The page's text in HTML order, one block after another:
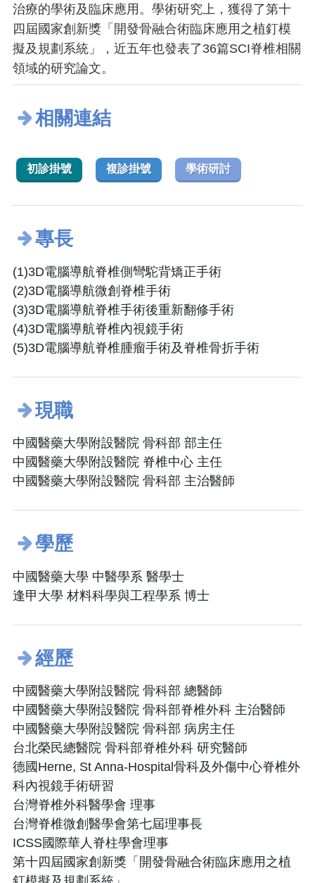
治療的學術及臨床應用。學術研究上，獲得了第十
四屆國家創新獎「開發骨融合術臨床應用之植釘模
擬及規劃系統」，近五年也發表了36篇SCI脊椎相關
領域的研究論文。
相關連結
初診掛號 複診掛號 學術研討
專長
(1)3D電腦導航脊椎側彎駝背矯正手術
(2)3D電腦導航微創脊椎手術
(3)3D電腦導航脊椎手術後重新翻修手術
(4)3D電腦導航脊椎內視鏡手術
(5)3D電腦導航脊椎腫瘤手術及脊椎骨折手術
現職
中國醫藥大學附設醫院 骨科部 部主任
中國醫藥大學附設醫院 脊椎中心 主任
中國醫藥大學附設醫院 骨科部 主治醫師
學歷
中國醫藥大學 中醫學系 醫學士
逢甲大學 材料科學與工程學系 博士
經歷
中國醫藥大學附設醫院 骨科部 總醫師
中國醫藥大學附設醫院 骨科部脊椎外科 主治醫師
中國醫藥大學附設醫院 骨科部 病房主任
台北榮民總醫院 骨科部脊椎外科 研究醫師
德國Herne, St Anna-Hospital骨科及外傷中心脊椎外
科內視鏡手術研習
台灣脊椎外科醫學會 理事
台灣脊椎微創醫學會第七屆理事長
ICSS國際華人脊柱學會理事
第十四屆國家創新獎「開發骨融合術臨床應用之植